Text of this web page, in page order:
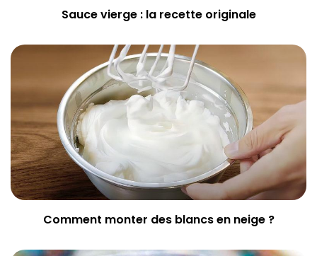
Sauce vierge : la recette originale
Comment monter des blancs en neige ?